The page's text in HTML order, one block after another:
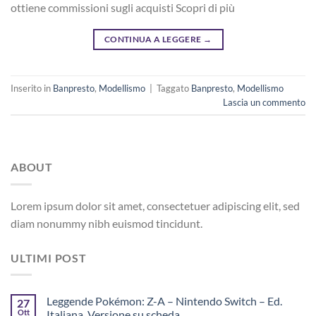
ottiene commissioni sugli acquisti Scopri di più
CONTINUA A LEGGERE →
Inserito in Banpresto, Modellismo Taggato Banpresto, Modellismo
Lascia un commento
ABOUT
Lorem ipsum dolor sit amet, consectetuer adipiscing elit, sed
diam nonummy nibh euismod tincidunt.
ULTIMI POST
27
Ott
Leggende Pokémon: Z-A – Nintendo Switch – Ed.